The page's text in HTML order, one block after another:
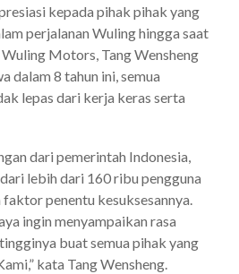
kepada pihak pihak yang
perjalanan Wuling hingga saat
Motors, Tang Wensheng
dalam 8 tahun ini, semua
lepas dari kerja keras serta
dari pemerintah Indonesia,
lebih dari 160 ribu pengguna
penentu kesuksesannya.
ingin menyampaikan rasa
buat semua pihak yang
kata Tang Wensheng.